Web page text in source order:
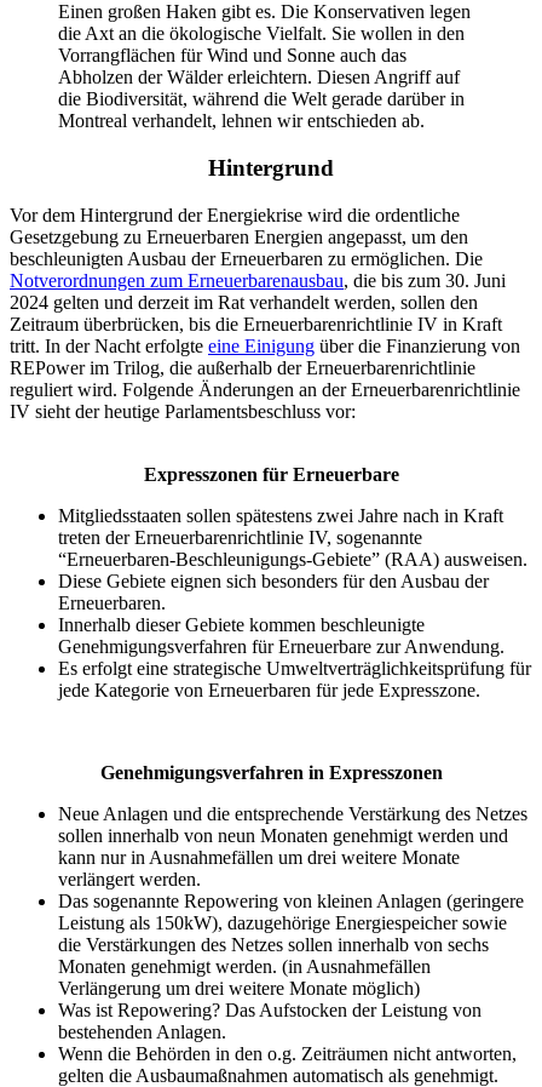
Einen großen Haken gibt es. Die Konservativen legen
die Axt an die ökologische Vielfalt. Sie wollen in den
Vorrangflächen für Wind und Sonne auch das
Abholzen der Wälder erleichtern. Diesen Angriff auf
die Biodiversität, während die Welt gerade darüber in
Montreal verhandelt, lehnen wir entschieden ab.
Hintergrund
Vor dem Hintergrund der Energiekrise wird die ordentliche
Gesetzgebung zu Erneuerbaren Energien angepasst, um den
beschleunigten Ausbau der Erneuerbaren zu ermöglichen. Die
Notverordnungen zum Erneuerbarenausbau, die bis zum 30. Juni
2024 gelten und derzeit im Rat verhandelt werden, sollen den
Zeitraum überbrücken, bis die Erneuerbarenrichtlinie IV in Kraft
tritt. In der Nacht erfolgte eine Einigung über die Finanzierung von
REPower im Trilog, die außerhalb der Erneuerbarenrichtlinie
reguliert wird. Folgende Änderungen an der Erneuerbarenrichtlinie
IV sieht der heutige Parlamentsbeschluss vor:
Expresszonen für Erneuerbare
Mitgliedsstaaten sollen spätestens zwei Jahre nach in Kraft
treten der Erneuerbarenrichtlinie IV, sogenannte
“Erneuerbaren-Beschleunigungs-Gebiete” (RAA) ausweisen.
Diese Gebiete eignen sich besonders für den Ausbau der
Erneuerbaren.
Innerhalb dieser Gebiete kommen beschleunigte
Genehmigungsverfahren für Erneuerbare zur Anwendung.
Es erfolgt eine strategische Umweltverträglichkeitsprüfung für
jede Kategorie von Erneuerbaren für jede Expresszone.
Genehmigungsverfahren in Expresszonen
Neue Anlagen und die entsprechende Verstärkung des Netzes
sollen innerhalb von neun Monaten genehmigt werden und
kann nur in Ausnahmefällen um drei weitere Monate
verlängert werden.
Das sogenannte Repowering von kleinen Anlagen (geringere
Leistung als 150kW), dazugehörige Energiespeicher sowie
die Verstärkungen des Netzes sollen innerhalb von sechs
Monaten genehmigt werden. (in Ausnahmefällen
Verlängerung um drei weitere Monate möglich)
Was ist Repowering? Das Aufstocken der Leistung von
bestehenden Anlagen.
Wenn die Behörden in den o.g. Zeiträumen nicht antworten,
gelten die Ausbaumaßnahmen automatisch als genehmigt.